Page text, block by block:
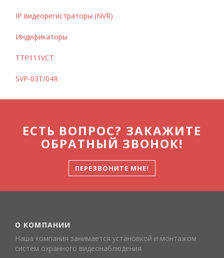
IP видеорегистраторы (NVR)
Индификаторы
TTP111VCT
SVP-03T/04R
ЕСТЬ ВОПРОС? ЗАКАЖИТЕ
ОБРАТНЫЙ ЗВОНОК!
ПЕРЕЗВОНИТЕ МНЕ!
О КОМПАНИИ
Наша компания занимается установкой и монтажом
систем охранного видеонаблюдения.